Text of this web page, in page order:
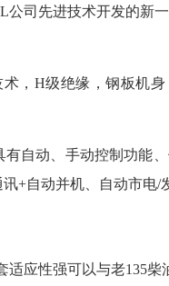
司先进技术开发的新一
，H级绝缘，钢板机
自动、手动控制功能
+自动并机、自动市电/
应性强可以与老135柴